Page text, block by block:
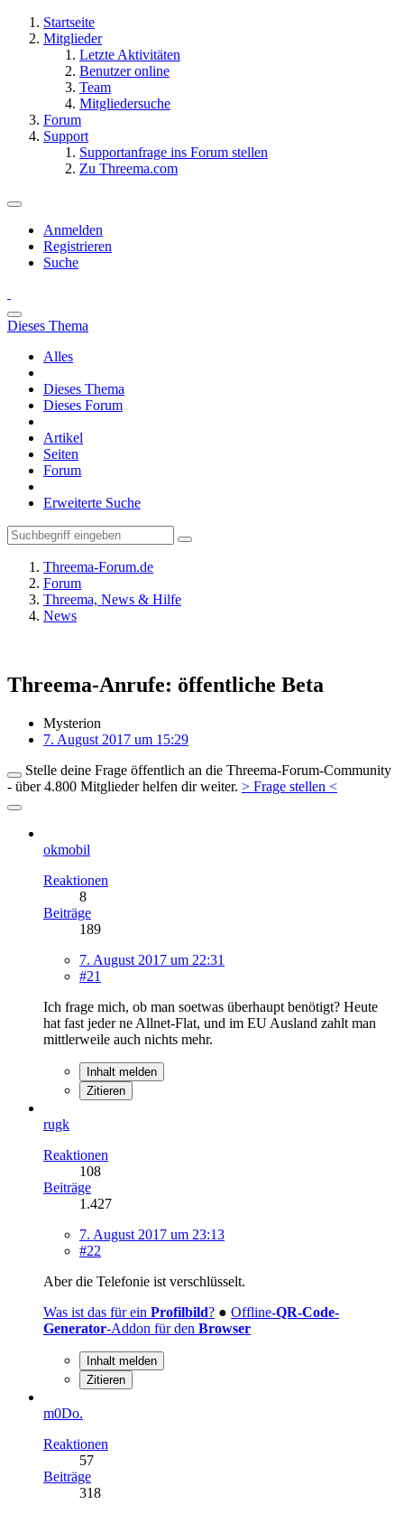
Startseite
Mitglieder
Letzte Aktivitäten
Benutzer online
Team
Mitgliedersuche
Forum
Support
Supportanfrage ins Forum stellen
Zu Threema.com
Anmelden
Registrieren
Suche
Dieses Thema
Alles
Dieses Thema
Dieses Forum
Artikel
Seiten
Forum
Erweiterte Suche
Threema-Forum.de
Forum
Threema, News & Hilfe
News
Threema-Anrufe: öffentliche Beta
Mysterion
7. August 2017 um 15:29
Stelle deine Frage öffentlich an die Threema-Forum-Community
- über 4.800 Mitglieder helfen dir weiter. > Frage stellen <
okmobil
Reaktionen
8
Beiträge
189
7. August 2017 um 22:31
#21
Ich frage mich, ob man soetwas überhaupt benötigt? Heute
hat fast jeder ne Allnet-Flat, und im EU Ausland zahlt man
mittlerweile auch nichts mehr.
Inhalt melden
Zitieren
rugk
Reaktionen
108
Beiträge
1.427
7. August 2017 um 23:13
#22
Aber die Telefonie ist verschlüsselt.
Was ist das für ein Profilbild? ● Offline-QR-Code-
Generator-Addon für den Browser
Inhalt melden
Zitieren
m0Do.
Reaktionen
57
Beiträge
318